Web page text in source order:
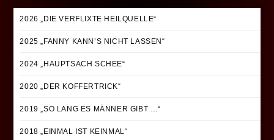
2026 „DIE VERFLIXTE HEILQUELLE“
2025 „FANNY KANN’S NICHT LASSEN“
2024 „HAUPTSACH SCHEE“
2020 „DER KOFFERTRICK“
2019 „SO LANG ES MÄNNER GIBT …“
2018 „EINMAL IST KEINMAL“